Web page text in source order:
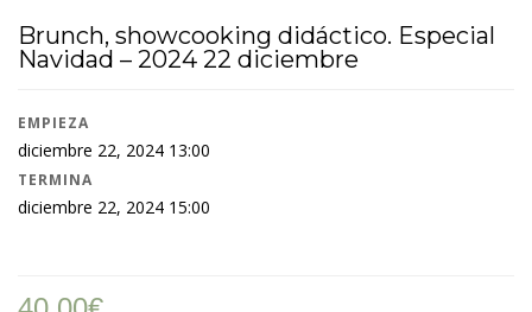
Brunch, showcooking didáctico. Especial
Navidad – 2024 22 diciembre
EMPIEZA
diciembre 22, 2024 13:00
TERMINA
diciembre 22, 2024 15:00